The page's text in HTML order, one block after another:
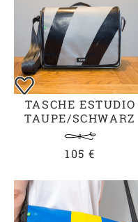
TASCHE ESTUDIO
TAUPE/SCHWARZ
105 €